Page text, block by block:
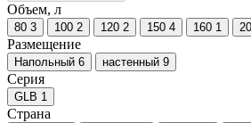
Объем, л
80 3 100 2 120 2 150 4 160 1
Размещение
Напольный 6 настенный 9
Серия
GLB 1
Страна